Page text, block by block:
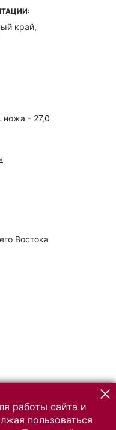
край,
- 27,0
Востока
работы сайта и
пользоваться